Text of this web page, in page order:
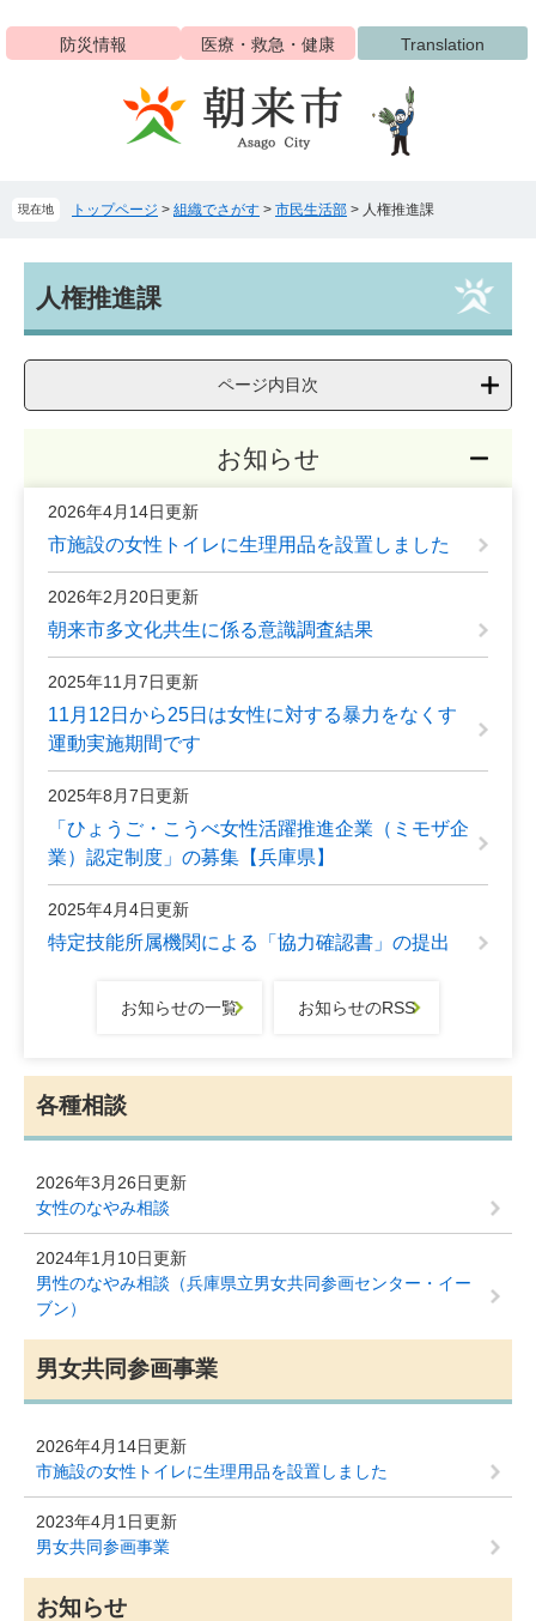
ジ
ュ
防災情報 医療・救急・健康 Translation
現在地 トップページ > 組織でさがす > 市民生活部 > 人権推進課
人権推進課
ページ内目次
お知らせ
2026年4月14日更新
市施設の女性トイレに生理用品を設置しました
2026年2月20日更新
朝来市多文化共生に係る意識調査結果
2025年11月7日更新
11月12日から25日は女性に対する暴力をなくす
運動実施期間です
2025年8月7日更新
「ひょうご・こうべ女性活躍推進企業（ミモザ企
業）認定制度」の募集【兵庫県】
2025年4月4日更新
特定技能所属機関による「協力確認書」の提出
お知らせの一覧 お知らせのRSS
各種相談
2026年3月26日更新
女性のなやみ相談
2024年1月10日更新
男性のなやみ相談（兵庫県立男女共同参画センター・イー
ブン）
男女共同参画事業
2026年4月14日更新
市施設の女性トイレに生理用品を設置しました
2023年4月1日更新
男女共同参画事業
お知らせ